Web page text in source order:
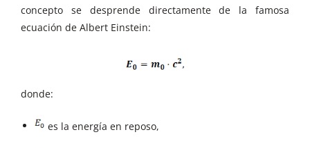
concepto se desprende directamente de la famosa
ecuación de Albert Einstein:
donde:
es la energía en reposo,